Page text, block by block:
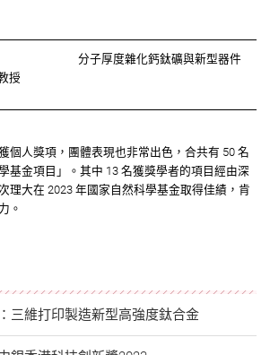
三維打印製造新型高強度鈦合金
授
分子厚度雜化鈣鈦礦與新型器件
個人獎項，團體表現也非常出色，合共有 50 名
基金項目」。其中 13 名獲獎學者的項目經由深
理大在 2023 年國家自然科學基金取得佳績，肯
。